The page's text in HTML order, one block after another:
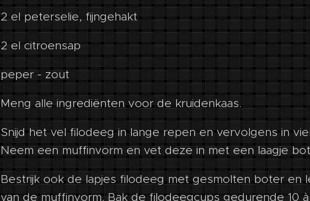
2 el peterselie, fijngehakt
2 el citroensap
peper - zout
Meng alle ingrediënten voor de kruidenkaas.
Snijd het vel filodeeg in lange repen en vervolgens in
Neem een muffinvorm en vet deze in met een laagje
Bestrijk ook de lapjes filodeeg met gesmolten boter en
van de muffinvorm. Bak de filodeegcups gedurende 10